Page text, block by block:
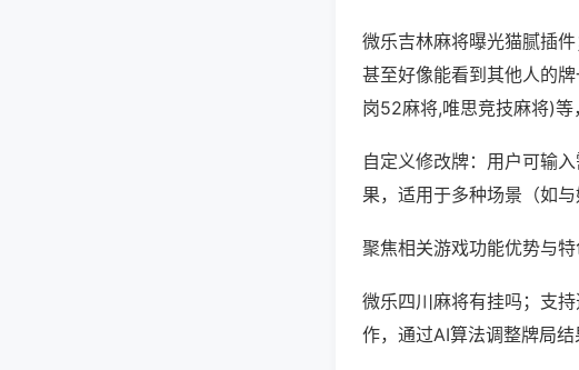
微乐吉林麻将曝光猫腻插
甚至好像能看到其他人的
岗52麻将,唯思竞技麻将)等
自定义修改牌：用户可输
果，适用于多种场景（如
聚焦相关游戏功能优势与特
微乐四川麻将有挂吗；支
作，通过AI算法调整牌局结